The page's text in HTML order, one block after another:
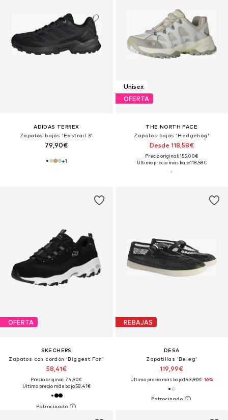
ADIDAS TERREX
Zapatos bajos 'Eastrail 3'
79,90€
+1
Unisex
OFERTA
THE NORTH FACE
Zapatos bajos 'Hedgehog'
Desde 118,58€
Precio original: 155,00€
Último precio más bajo:118,58€
OFERTA
SKECHERS
Zapatos con cordón 'Biggest Fan'
58,41€
Precio original: 74,90€
Último precio más bajo:58,41€
REBAJAS
DESA
Zapatillas 'Beleg'
119,99€
Último precio más bajo:143,90€-16%